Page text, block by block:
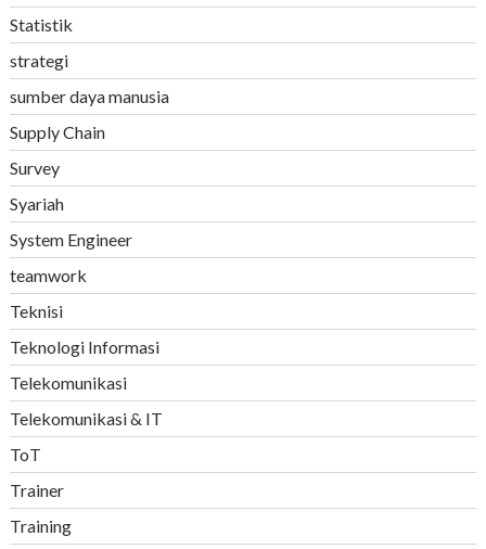
Statistik
strategi
sumber daya manusia
Supply Chain
Survey
Syariah
System Engineer
teamwork
Teknisi
Teknologi Informasi
Telekomunikasi
Telekomunikasi & IT
ToT
Trainer
Training